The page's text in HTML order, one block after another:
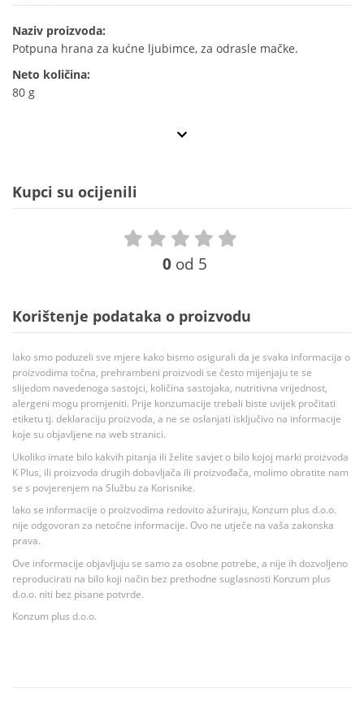
Naziv proizvoda:
Potpuna hrana za kućne ljubimce, za odrasle mačke.
Neto količina:
80 g
Kupci su ocijenili
0 od 5
Korištenje podataka o proizvodu
Iako smo poduzeli sve mjere kako bismo osigurali da je svaka informacija o
proizvodima točna, prehrambeni proizvodi se često mijenjaju te se
slijedom navedenoga sastojci, količina sastojaka, nutritivna vrijednost,
alergeni mogu promjeniti. Prije konzumacije trebali biste uvijek pročitati
etiketu tj. deklaraciju proizvoda, a ne se oslanjati isključivo na informacije
koje su objavljene na web stranici.
Ukoliko imate bilo kakvih pitanja ili želite savjet o bilo kojoj marki proizvoda
K Plus, ili proizvoda drugih dobavljača ili proizvođača, molimo obratite nam
se s povjerenjem na Službu za Korisnike.
Iako se informacije o proizvodima redovito ažuriraju, Konzum plus d.o.o.
nije odgovoran za netočne informacije. Ovo ne utječe na vaša zakonska
prava.
Ove informacije objavljuju se samo za osobne potrebe, a nije ih dozvoljeno
reproducirati na bilo koji način bez prethodne suglasnosti Konzum plus
d.o.o. niti bez pisane potvrde.
Konzum plus d.o.o.